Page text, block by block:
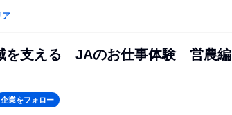
ア
を支える JAのお仕事体験 営農編
企業をフォロー